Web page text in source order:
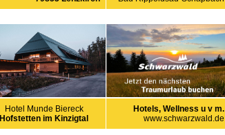
Hotel Munde Biereck
Hofstetten im Kinzigtal
Hotels, Wellness u v m.
www.schwarzwald.de